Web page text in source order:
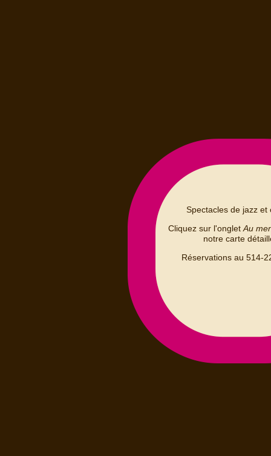
Spectacles de jazz et
Cliquez sur l'onglet Au
notre carte
Réservations au 514-